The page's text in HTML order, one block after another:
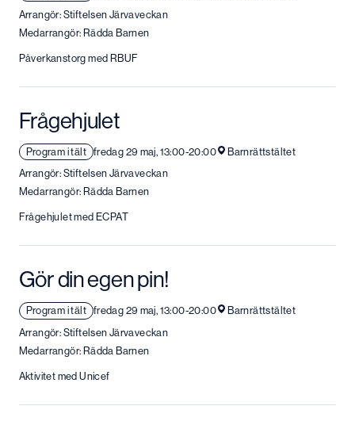
Arrangör: Stiftelsen Järvaveckan
Medarrangör: Rädda Barnen
Påverkanstorg med RBUF
Frågehjulet
Program i tält fredag 29 maj, 13:00-20:00
Barnrättstältet
Arrangör: Stiftelsen Järvaveckan
Medarrangör: Rädda Barnen
Frågehjulet med ECPAT
Gör din egen pin!
Program i tält fredag 29 maj, 13:00-20:00
Barnrättstältet
Arrangör: Stiftelsen Järvaveckan
Medarrangör: Rädda Barnen
Aktivitet med Unicef